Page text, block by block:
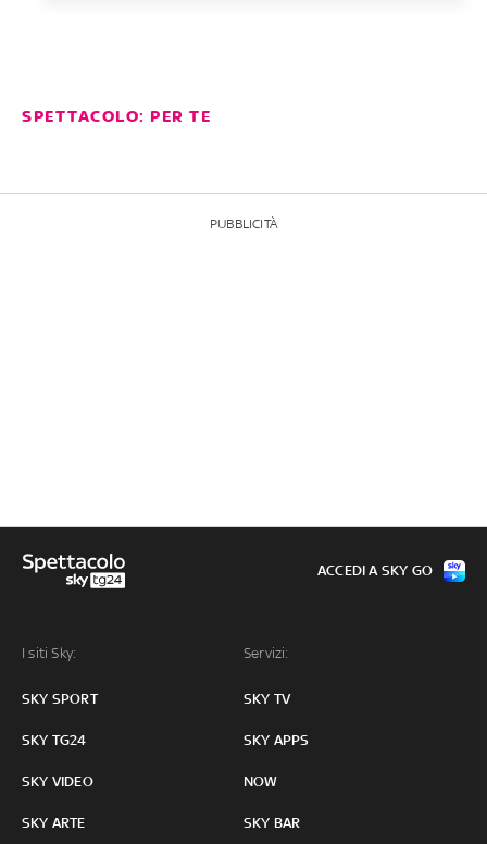
SPETTACOLO: PER TE
PUBBLICITÀ
I siti Sky:
SKY SPORT
SKY TG24
SKY VIDEO
SKY ARTE
Servizi:
SKY TV
SKY APPS
NOW
SKY BAR
ACCEDI A SKY GO